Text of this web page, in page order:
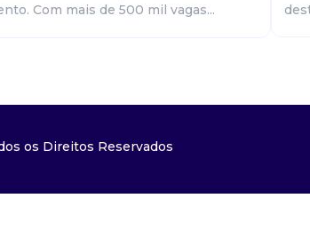
Com mais de 500 mil vagas...
os Direitos Reservados